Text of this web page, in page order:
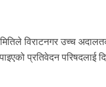
विराटनगर उच्च
प्रतिवेदन परिषदलाई